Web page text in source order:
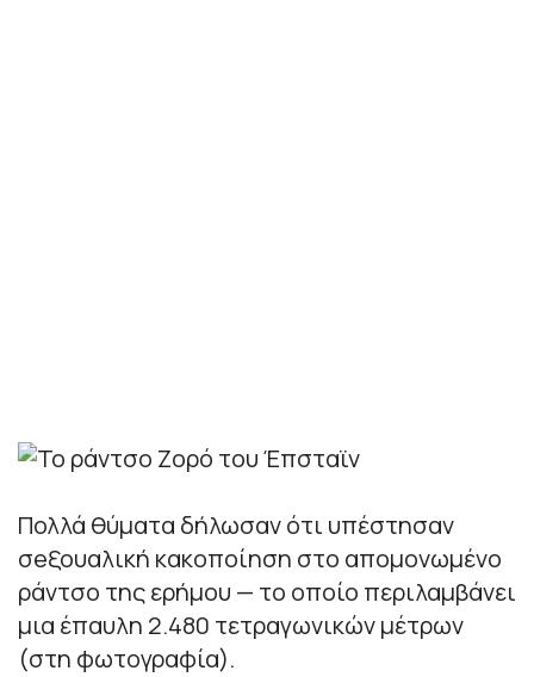
Πολλά θύματα δήλωσαν ότι υπέστησαν
σeξουαλική κακοποίηση στο απομονωμένο
ράντσο της ερήμου — το οποίο περιλαμβάνει
μια έπαυλη 2.480 τετραγωνικών μέτρων
(στη φωτογραφία).